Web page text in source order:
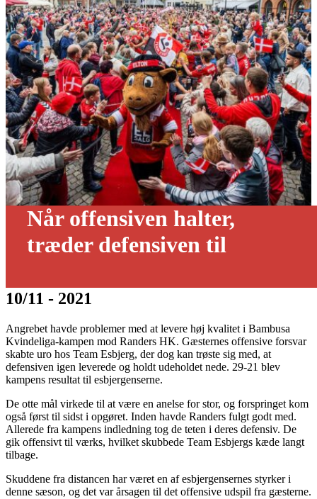
Når offensiven halter,
træder defensiven til
10/11 - 2021
Angrebet havde problemer med at levere høj kvalitet i Bambusa
Kvindeliga-kampen mod Randers HK. Gæsternes offensive forsvar
skabte uro hos Team Esbjerg, der dog kan trøste sig med, at
defensiven igen leverede og holdt udeholdet nede. 29-21 blev
kampens resultat til esbjergenserne.
De otte mål virkede til at være en anelse for stor, og forspringet kom
også først til sidst i opgøret. Inden havde Randers fulgt godt med.
Allerede fra kampens indledning tog de teten i deres defensiv. De
gik offensivt til værks, hvilket skubbede Team Esbjergs kæde langt
tilbage.
Skuddene fra distancen har været en af esbjergensernes styrker i
denne sæson, og det var årsagen til det offensive udspil fra gæsterne.